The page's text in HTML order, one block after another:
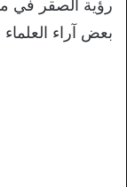
رؤية الصقر في
بعض آراء